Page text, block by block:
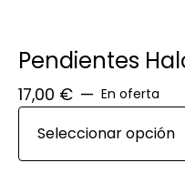
Pendientes
17,00 € — En oferta